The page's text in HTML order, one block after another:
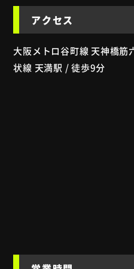
アクセス
大阪メトロ谷町線 天神橋
状線 天満駅 / 徒歩9分